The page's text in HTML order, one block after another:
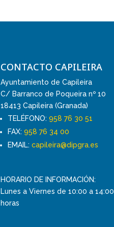
CONTACTO CAPILEIRA
Ayuntamiento de Capileira
C/ Barranco de Poqueira nº 10
18413 Capileira (Granada)
TELÉFONO:958 76 30 51
FAX:958 76 34 00
EMAIL:capileira@dipgra.es
HORARIO DE INFORMACIÓN:
Lunes a Viernes de 10:00 a 14:00
horas